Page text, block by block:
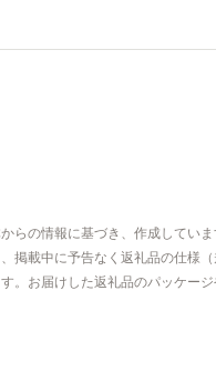
らの情報に基づき、作成していま
掲載中に予告なく返礼品の仕様
。お届けした返礼品のパッケー